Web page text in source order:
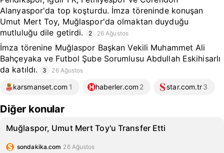
Alanyaspor'da top koşturdu. İmza töreninde konuşan
Umut Mert Toy, Muğlaspor'da olmaktan duyduğu
mutluluğu dile getirdi.
2 26 Ağustos
İmza törenine Muğlaspor Başkan Vekili Muhammet Ali
Bahçeyaka ve Futbol Şube Sorumlusu Abdullah Eskihisarlı
da katıldı.
3 26 Ağustos
karsmanset.com 1 haberler.com 2 star.com.tr3
Diğer konular
Muğlaspor, Umut Mert Toy'u Transfer Etti
sondakika.com 26 Ağustos